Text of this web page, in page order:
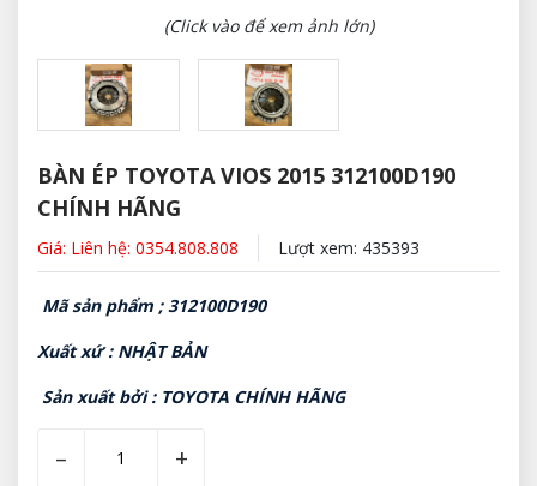
(Click vào để xem ảnh lớn)
BÀN ÉP TOYOTA VIOS 2015 312100D190
CHÍNH HÃNG
Giá: Liên hệ: 0354.808.808 Lượt xem: 435393
Mã sản phẩm ; 312100D190
Xuất xứ : NHẬT BẢN
Sản xuất bởi : TOYOTA CHÍNH HÃNG
– +